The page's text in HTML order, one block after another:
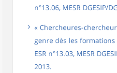
n°13.06, MESR DGESIP/
« Chercheures-
genre dès les formations
ESR n°13.03, MESR
2013.